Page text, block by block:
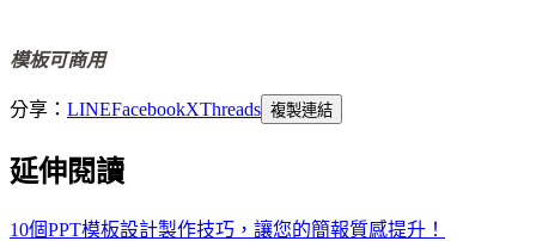
模板可商用
分享： LINEFacebookXThreads 複製連結
延伸閱讀
10個PPT模板設計製作技巧，讓您的簡報質感提升！